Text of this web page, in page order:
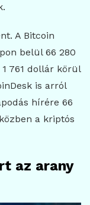
A Bitcoin
belül 66 280
761 dollár körül
is arról
hírére 66
a kriptós
az arany